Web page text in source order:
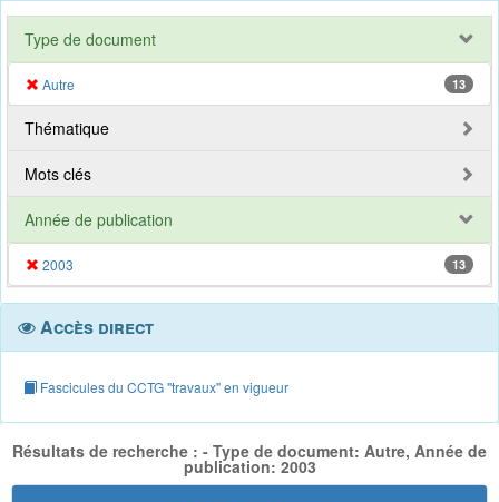
Type de document
Autre 13
Thématique
Mots clés
Année de publication
2003 13
Accès direct
Fascicules du CCTG "travaux" en vigueur
Résultats de recherche : - Type de document: Autre, Année de
publication: 2003